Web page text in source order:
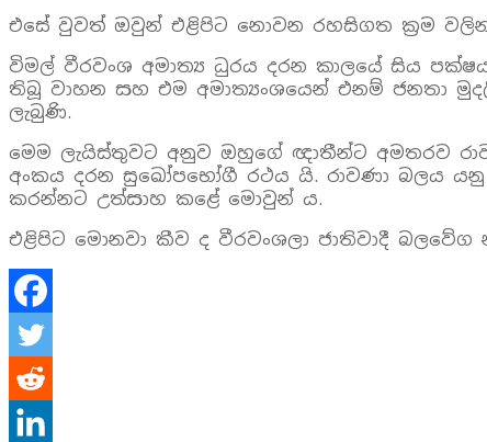
එසේ වුවත් ඔවුන් එළිපිට නොවන රහසිගත ක්‍රම
විමල් වීරවංශ අමාත්‍ය ධුරය දරන කාලයේ සිය
තිබූ වාහන සහ එම අමාත්‍යංශයෙන් එනම් ජනතා
ලැබුණි.
මෙම ලැයිස්තුවට අනුව ඔහුගේ ඥාතීන්ට අමතරව
අංකය දරන සුඛෝපභෝගී රථය යි. රාවණා බලය යනු
කරන්නට උත්සාහ කළේ මොවුන් ය.
එළිපිට මොනවා කීව ද වීරවංශලා ජාතිවාදී